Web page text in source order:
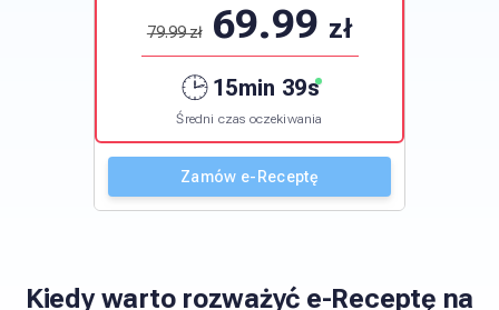
79.99 zł 69.99 zł
15min 39s
Średni czas oczekiwania
Zamów e-Receptę
Kiedy warto rozważyć e-Receptęna